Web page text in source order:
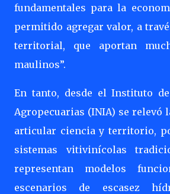
fundamentales para la
permitido agregar valor, a
territorial, que aportan
maulinos”.
En tanto, desde el Instituto
Agropecuarias (INIA) se relevó
articular ciencia y territorio,
sistemas vitivinícolas
representan modelos
escenarios de escasez